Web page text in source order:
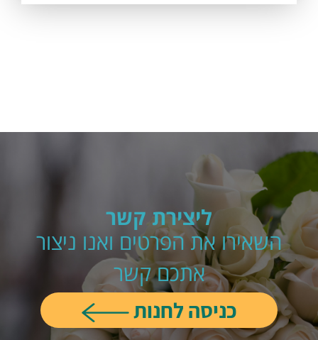
ליצירת קשר
השאירו את הפרטים ואנו ניצור
אתכם קשר
כניסה לחנות